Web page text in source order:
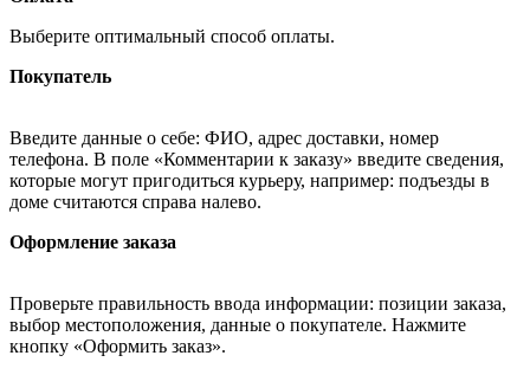
Выберите оптимальный способ оплаты.
Покупатель
Введите данные о себе: ФИО, адрес доставки, номер
телефона. В поле «Комментарии к заказу» введите сведения,
которые могут пригодиться курьеру, например: подъезды в
доме считаются справа налево.
Оформление заказа
Проверьте правильность ввода информации: позиции заказа,
выбор местоположения, данные о покупателе. Нажмите
кнопку «Оформить заказ».